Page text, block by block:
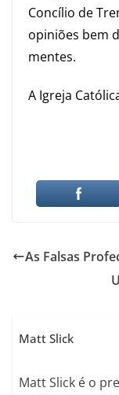
Concílio de
opiniões bem
mentes.
A Igreja
As Falsas
Matt Slick
Matt Slick é o